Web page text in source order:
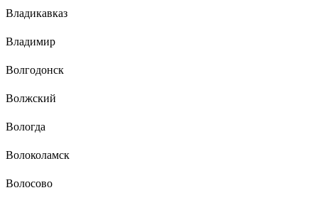
Владикавказ
Владимир
Волгодонск
Волжский
Вологда
Волоколамск
Волосово